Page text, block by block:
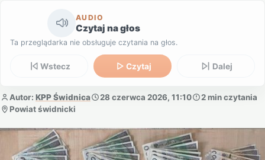
AUDIO
Czytaj na głos
Ta przeglądarka nie obsługuje czytania na głos.
Wstecz Czytaj Dalej
Autor: KPP Świdnica 28 czerwca 2026, 11:10
2 min czytania
Powiat świdnicki